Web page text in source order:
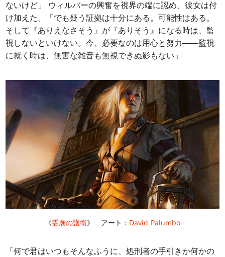
ないけど」 ウィルバーの興奮を視界の端に認め、彼女は付
け加えた。「でも疑う証拠は十分にある。可能性はある。
そして『ありえなさそう』が『ありそう』になる時は、監
視しないといけない。今、必要なのは用心と努力――監視
に就く時は、無害な雑音も無視できぬ影もない」
《霊廟の護衛》 アート： David Palumbo
「何で君はいつもそんなふうに、処刑者の手引きか何かの